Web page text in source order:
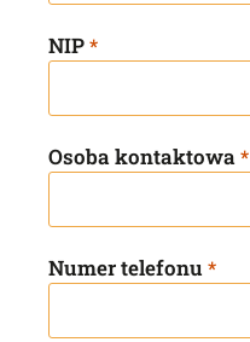
NIP*
Osoba kontaktowa*
Numer telefonu*